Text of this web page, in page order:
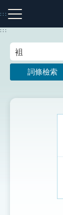
到
主
:::
注音索引圖示
:::
詞條檢索